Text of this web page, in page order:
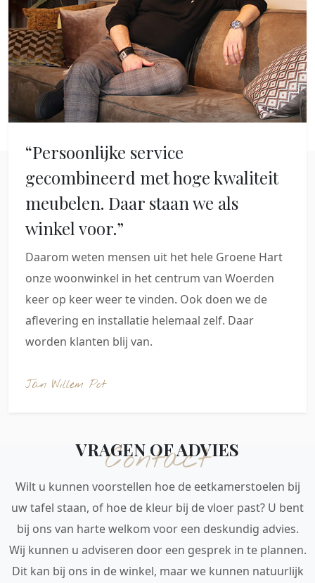
“Persoonlijke service
gecombineerd met hoge kwaliteit
meubelen. Daar staan we als
winkel voor.”
Daarom weten mensen uit het hele Groene Hart
onze woonwinkel in het centrum van Woerden
keer op keer weer te vinden. Ook doen we de
aflevering en installatie helemaal zelf. Daar
worden klanten blij van.
Jan Willem Pot
Contact
VRAGEN OF ADVIES
Wilt u kunnen voorstellen hoe de eetkamerstoelen bij
uw tafel staan, of hoe de kleur bij de vloer past? U bent
bij ons van harte welkom voor een deskundig advies.
Wij kunnen u adviseren door een gesprek in te plannen.
Dit kan bij ons in de winkel, maar we kunnen natuurlijk